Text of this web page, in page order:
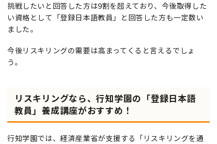
挑戦したいと回答した方は9割を超えており、今後取得した
い資格として「登録日本語教員」と回答した方も一定数い
ました。
今後リスキリングの需要は高まってくると言えるでしょ
う。
リスキリングなら、行知学園の「登録日本語
教員」養成講座がおすすめ！
行知学園では、経済産業省が支援する「リスキリングを通